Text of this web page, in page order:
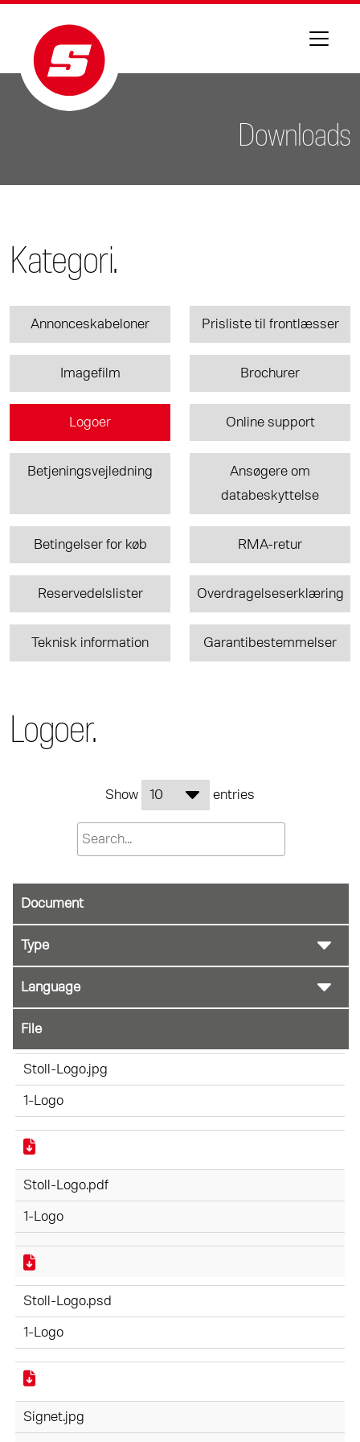
Downloads
Kategori.
Annonceskabeloner Prisliste til frontlæsser
Imagefilm Brochurer
Logoer Online support
Betjeningsvejledning
Ansøgere om
databeskyttelse
Betingelser for køb RMA-retur
Reservedelslister Overdragelseserklæring
Teknisk information Garantibestemmelser
Logoer.
Show entries
Document
File
Stoll-Logo.jpg
1-Logo
Stoll-Logo.pdf
1-Logo
Stoll-Logo.psd
1-Logo
Signet.jpg